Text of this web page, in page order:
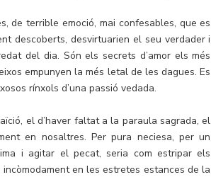
de terrible emoció, mai confesables, que es
descoberts, desvirtuarien el seu verdader i
del dia. Són els secrets d’amor els més
empunyen la més letal de les dagues. Es
rínxols d’una passió vedada.
el d’haver faltat a la paraula sagrada, el
en nosaltres. Per pura neciesa, per un
i agitar el pecat, seria com estripar els
en les estretes estances de la